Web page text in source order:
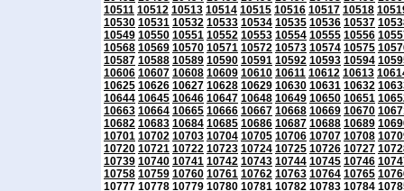
10511 10512 10513 10514 10515 10516 10517 10518
10530 10531 10532 10533 10534 10535 10536 10537
10549 10550 10551 10552 10553 10554 10555 10556
10568 10569 10570 10571 10572 10573 10574 10575
10587 10588 10589 10590 10591 10592 10593 10594
10606 10607 10608 10609 10610 10611 10612 10613
10625 10626 10627 10628 10629 10630 10631 10632
10644 10645 10646 10647 10648 10649 10650 10651
10663 10664 10665 10666 10667 10668 10669 10670
10682 10683 10684 10685 10686 10687 10688 10689
10701 10702 10703 10704 10705 10706 10707 10708
10720 10721 10722 10723 10724 10725 10726 10727
10739 10740 10741 10742 10743 10744 10745 10746
10758 10759 10760 10761 10762 10763 10764 10765
10777 10778 10779 10780 10781 10782 10783 10784